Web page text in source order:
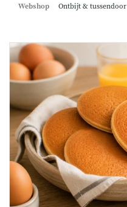
Webshop Ontbijt & tussendoor